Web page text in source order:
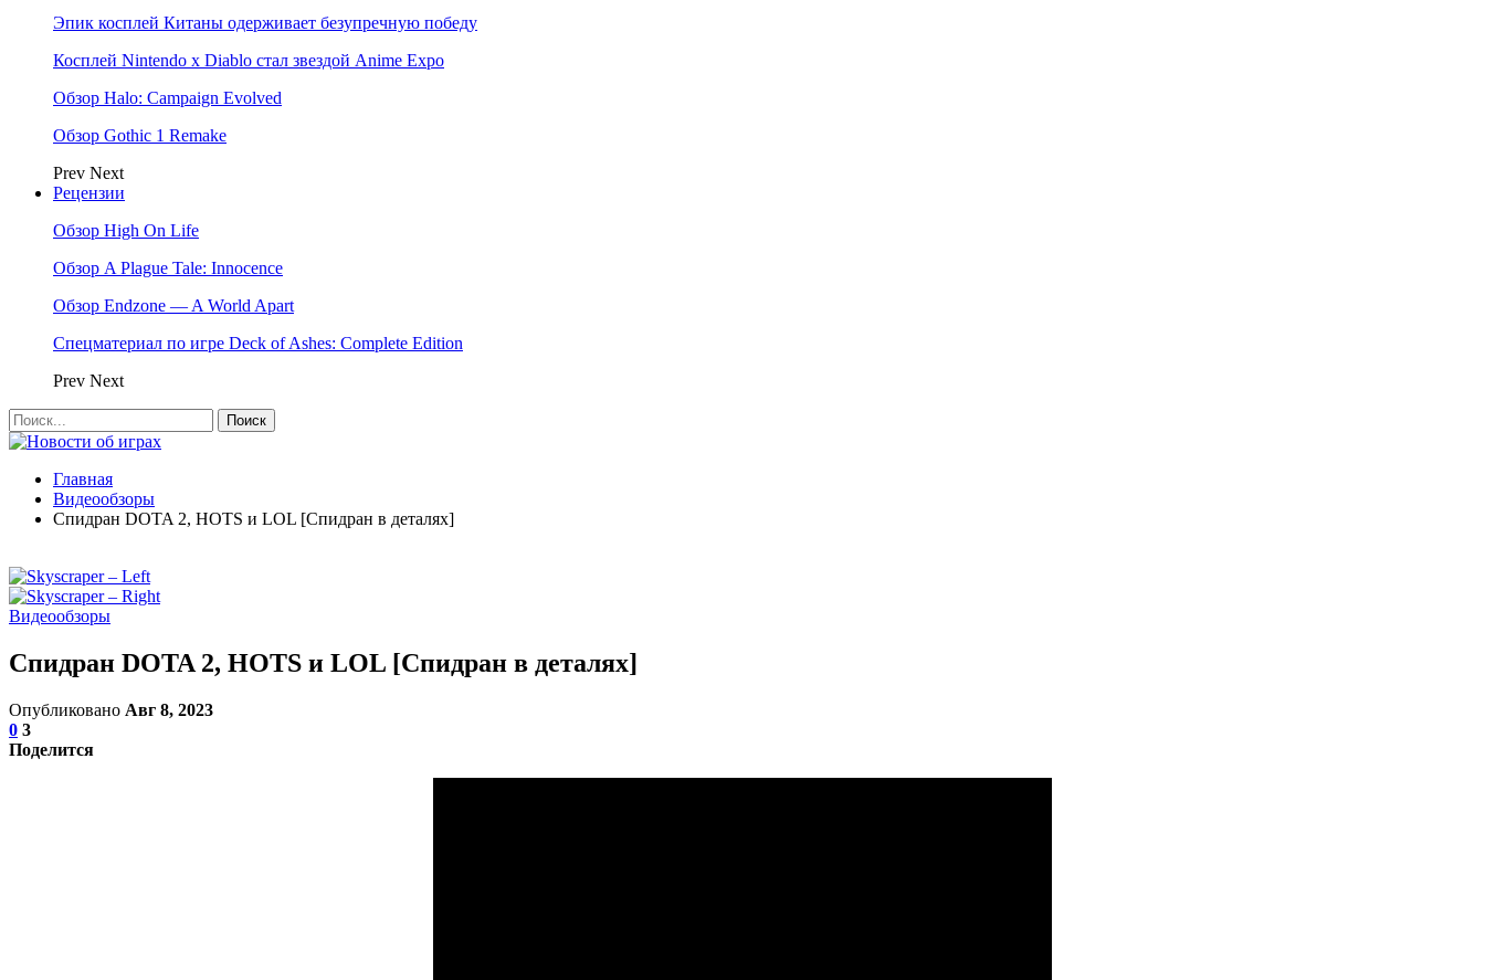
Эпик косплей Китаны одерживает безупречную победу
Косплей Nintendo x Diablo стал звездой Anime Expo
Обзор Halo: Campaign Evolved
Обзор Gothic 1 Remake
Prev Next
Рецензии
Обзор High On Life
Обзор A Plague Tale: Innocence
Обзор Endzone — A World Apart
Спецматериал по игре Deck of Ashes: Complete Edition
Prev Next
Главная
Видеообзоры
Спидран DOTA 2, HOTS и LOL [Спидран в деталях]
Видеообзоры
Спидран DOTA 2, HOTS и LOL [Спидран в деталях]
Опубликовано Авг 8, 2023
0 3
Поделится